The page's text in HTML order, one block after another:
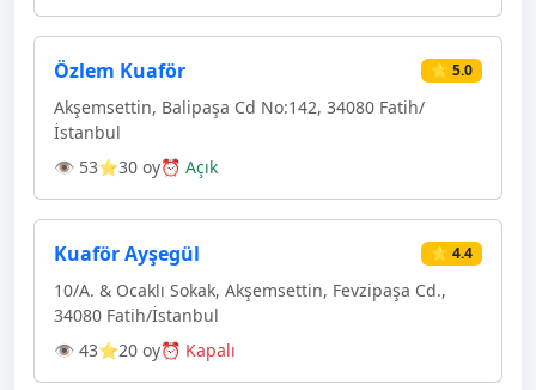
Özlem Kuaför ⭐ 5.0
Akşemsettin, Balipaşa Cd No:142, 34080 Fatih/
İstanbul
👁 53⭐30 oy⏰ Açık
Kuaför Ayşegül ⭐ 4.4
10/A. & Ocaklı Sokak, Akşemsettin, Fevzipaşa Cd.,
34080 Fatih/İstanbul
👁 43⭐20 oy⏰ Kapalı